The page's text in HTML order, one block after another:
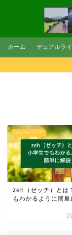
ホーム デュアルラ
デュアルライフ
zeh（ゼッチ）とは
もわかるように簡単